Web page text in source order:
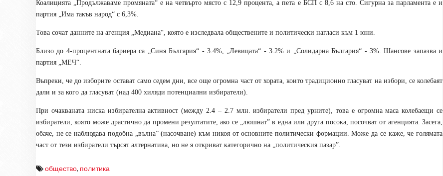
Коалицията „Продължаваме промяната“ е на четвърто място с 12,9 процента, а пета е БСП с 8,6 на сто. Сигурна за парламента е и
партия „Има такъв народ“ с 6,3%.
Това сочат данните на агенция „Медиана“, която е изследвала обществените и политически нагласи към 1 юни.
Близо до 4-процентната бариера са „Синя България“ - 3.4%, „Левицата“ - 3.2% и „Солидарна България“ - 3%. Шансове запазва и
партия „МЕЧ“.
Въпреки, че до изборите остават само седем дни, все още огромна част от хората, които традиционно гласуват на избори, се колебаят
дали и за кого да гласуват (над 400 хиляди потенциални избиратели).
При очакваната ниска избирателна активност (между 2.4 – 2.7 млн. избиратели пред урните), това е огромна маса колебаещи се
избиратели, която може драстично да промени резултатите, ако се „люшнат” в една или друга посока, посочват от агенцията. Засега,
обаче, не се наблюдава подобна „вълна” (насочване) към никоя от основните политически формации. Може да се каже, че голямата
част от тези избиратели търсят алтернатива, но не я откриват категорично на „политическия пазар”.
общество, политика